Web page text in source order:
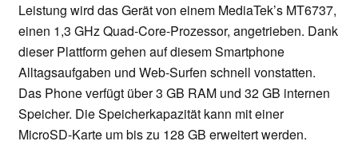
Leistung wird das Gerät von einem MediaTek’s MT6737,
einen 1,3 GHz Quad-Core-Prozessor, angetrieben. Dank
dieser Plattform gehen auf diesem Smartphone
Alltagsaufgaben und Web-Surfen schnell vonstatten.
Das Phone verfügt über 3 GB RAM und 32 GB internen
Speicher. Die Speicherkapazität kann mit einer
MicroSD-Karte um bis zu 128 GB erweitert werden.